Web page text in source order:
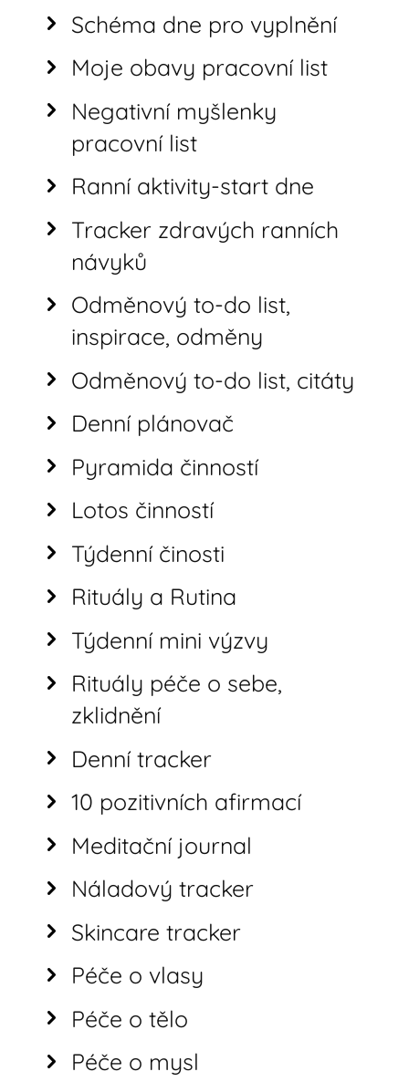
Schéma dne pro vyplnění
Moje obavy pracovní list
Negativní myšlenky
pracovní list
Ranní aktivity-start dne
Tracker zdravých ranních
návyků
Odměnový to-do list,
inspirace, odměny
Odměnový to-do list, citáty
Denní plánovač
Pyramida činností
Lotos činností
Týdenní činosti
Rituály a Rutina
Týdenní mini výzvy
Rituály péče o sebe,
zklidnění
Denní tracker
10 pozitivních afirmací
Meditační journal
Náladový tracker
Skincare tracker
Péče o vlasy
Péče o tělo
Péče o mysl